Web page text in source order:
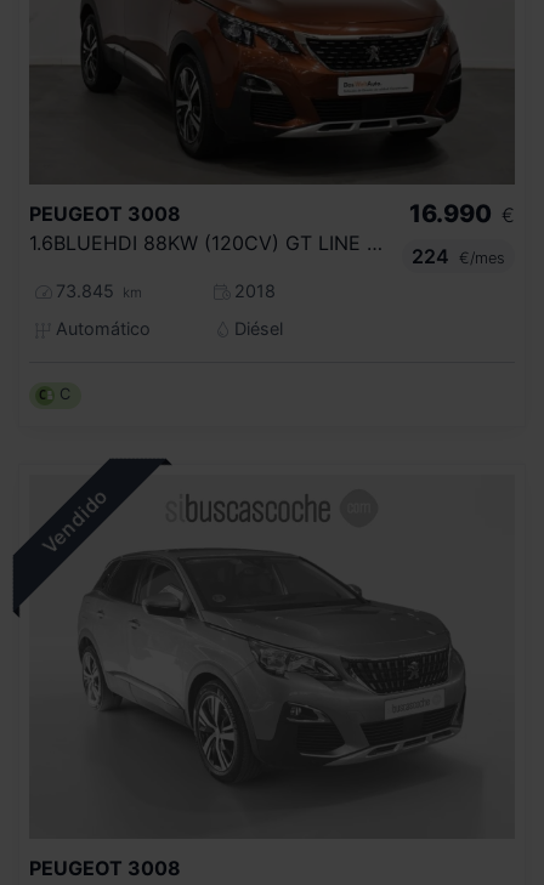
PEUGEOT 3008
1.6BLUEHDI 88KW (120CV) GT LINE AUTO S&S
73.845 km
2018
Automático
Diésel
16.990 €
224
€/mes
C
PEUGEOT 3008